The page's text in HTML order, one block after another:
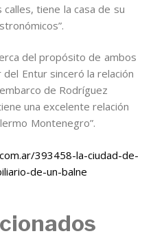
calles, tiene la casa de su
del propósito de ambos
Entur sinceró la relación
de Rodríguez
una excelente relación
Montenegro”.
393458-la-ciudad-de-
de-un-balne